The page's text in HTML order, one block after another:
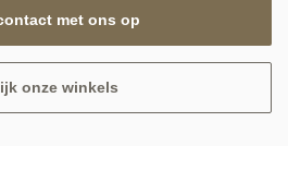
met ons op
onze winkels